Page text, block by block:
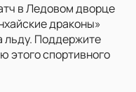
в Ледовом дворце
драконы»
льду. Поддержите
этого спортивного